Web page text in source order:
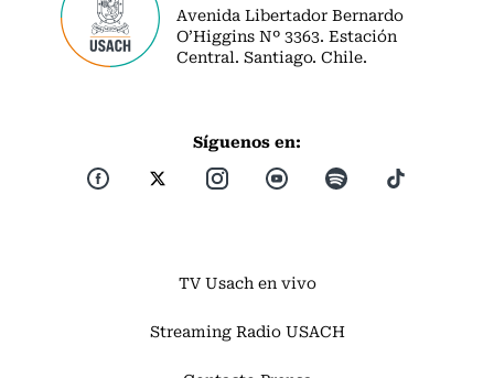
Avenida Libertador Bernardo
O’Higgins Nº 3363. Estación
Central. Santiago. Chile.
Síguenos en:
TV Usach en vivo
Streaming Radio USACH